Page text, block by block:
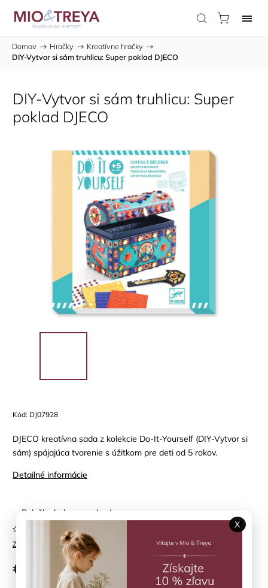
Domov / Hračky / Kreatívne hračky /
DIY-Vytvor si sám truhlicu: Super poklad DJECO
DIY-Vytvor si sám truhlicu: Super
poklad DJECO
Kód: DJ07928
DJECO kreatívna sada z kolekcie Do-It-Yourself (DIY-Vytvor si
sám) spájajúca tvorenie s úžitkom pre deti od 5 rokov.
Detailné informácie
Položka bola vypredaná…
Značka: DJECO
Neohodnotené
€15,30
X